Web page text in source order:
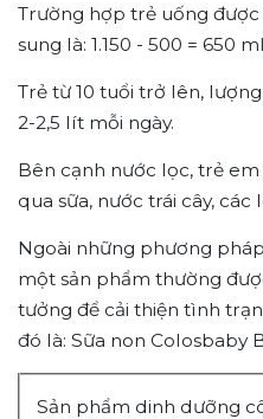
Trường hợp trẻ uống
sung là: 1.150 - 500 = 650
Trẻ từ 10 tuổi trở lên,
2-2,5 lít mỗi ngày.
Bên cạnh nước lọc, trẻ
qua sữa, nước trái cây,
Ngoài những phương
một sản phẩm thường
tưởng để cải thiện tình
đó là: Sữa non Colosbaby
Sản phẩm dinh dưỡng